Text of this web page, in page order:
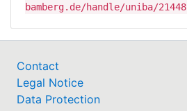
bamberg.de/handle/uniba/21448
Contact
Legal Notice
Data Protection